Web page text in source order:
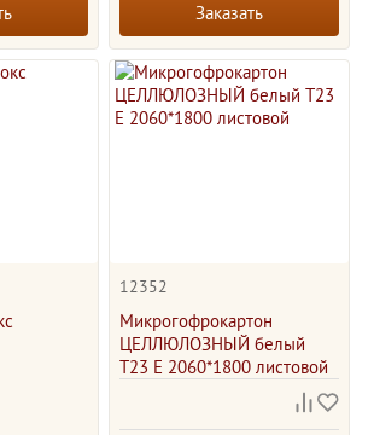
Заказать
12352
Микрогофрокартон
ЦЕЛЛЮЛОЗНЫЙ белый
Т23 Е 2060*1800 листовой